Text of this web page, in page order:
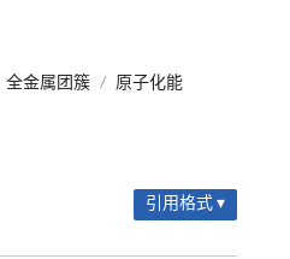
全金属团簇 / 原子化能
引用格式 ▾